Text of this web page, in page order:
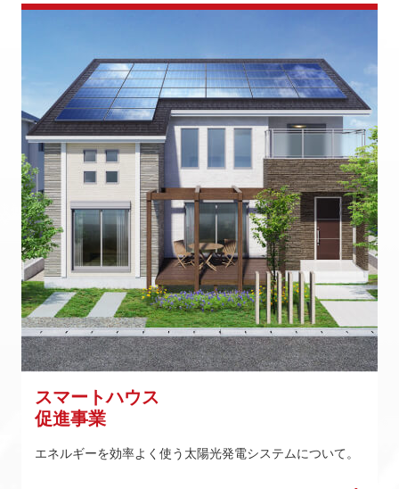
スマートハウス
促進事業
エネルギーを効率よく使う太陽光発電システムについて。